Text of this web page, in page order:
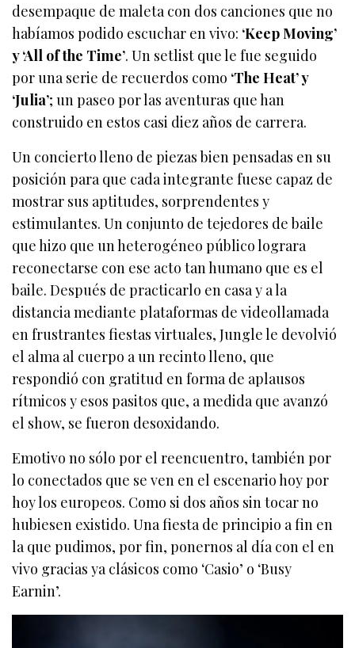
desempaque de maleta con dos canciones que no
habíamos podido escuchar en vivo: ‘Keep Moving’
y ‘All of the Time’. Un setlist que le fue seguido
por una serie de recuerdos como ‘The Heat’ y
‘Julia’; un paseo por las aventuras que han
construido en estos casi diez años de carrera.
Un concierto lleno de piezas bien pensadas en su
posición para que cada integrante fuese capaz de
mostrar sus aptitudes, sorprendentes y
estimulantes. Un conjunto de tejedores de baile
que hizo que un heterogéneo público lograra
reconectarse con ese acto tan humano que es el
baile. Después de practicarlo en casa y a la
distancia mediante plataformas de videollamada
en frustrantes fiestas virtuales, Jungle le devolvió
el alma al cuerpo a un recinto lleno, que
respondió con gratitud en forma de aplausos
rítmicos y esos pasitos que, a medida que avanzó
el show, se fueron desoxidando.
Emotivo no sólo por el reencuentro, también por
lo conectados que se ven en el escenario hoy por
hoy los europeos. Como si dos años sin tocar no
hubiesen existido. Una fiesta de principio a fin en
la que pudimos, por fin, ponernos al día con el en
vivo gracias ya clásicos como ‘Casio’ o ‘Busy
Earnin’.